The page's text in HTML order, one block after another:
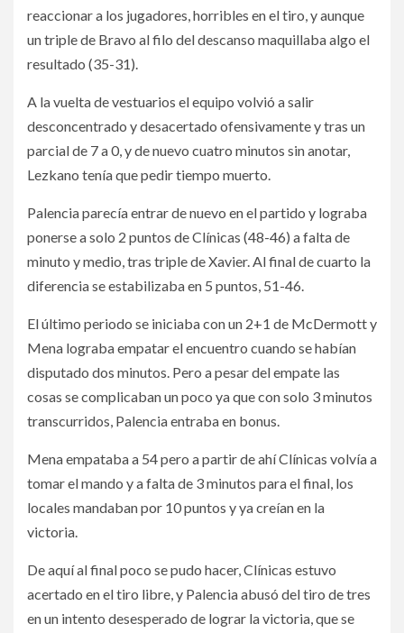
reaccionar a los jugadores, horribles en el tiro, y aunque
un triple de Bravo al filo del descanso maquillaba algo el
resultado (35-31).
A la vuelta de vestuarios el equipo volvió a salir
desconcentrado y desacertado ofensivamente y tras un
parcial de 7 a 0, y de nuevo cuatro minutos sin anotar,
Lezkano tenía que pedir tiempo muerto.
Palencia parecía entrar de nuevo en el partido y lograba
ponerse a solo 2 puntos de Clínicas (48-46) a falta de
minuto y medio, tras triple de Xavier. Al final de cuarto la
diferencia se estabilizaba en 5 puntos, 51-46.
El último periodo se iniciaba con un 2+1 de McDermott y
Mena lograba empatar el encuentro cuando se habían
disputado dos minutos. Pero a pesar del empate las
cosas se complicaban un poco ya que con solo 3 minutos
transcurridos, Palencia entraba en bonus.
Mena empataba a 54 pero a partir de ahí Clínicas volvía a
tomar el mando y a falta de 3 minutos para el final, los
locales mandaban por 10 puntos y ya creían en la
victoria.
De aquí al final poco se pudo hacer, Clínicas estuvo
acertado en el tiro libre, y Palencia abusó del tiro de tres
en un intento desesperado de lograr la victoria, que se